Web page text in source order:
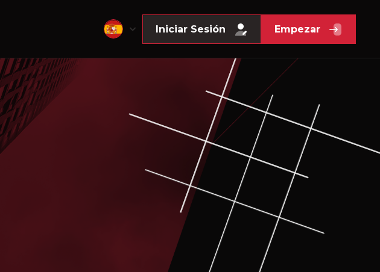
Iniciar Sesión Empezar